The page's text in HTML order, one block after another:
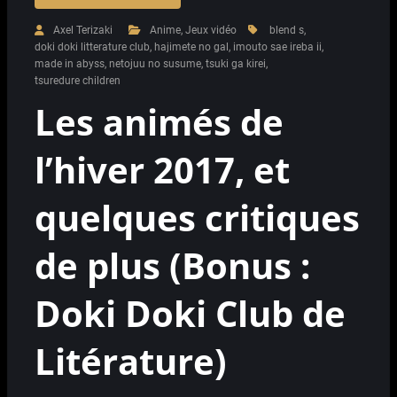
Axel Terizaki Anime, Jeux vidéo blend s,
doki doki litterature club, hajimete no gal, imouto sae ireba ii,
made in abyss, netojuu no susume, tsuki ga kirei,
tsuredure children
Les animés de
l’hiver 2017, et
quelques critiques
de plus (Bonus :
Doki Doki Club de
Litérature)